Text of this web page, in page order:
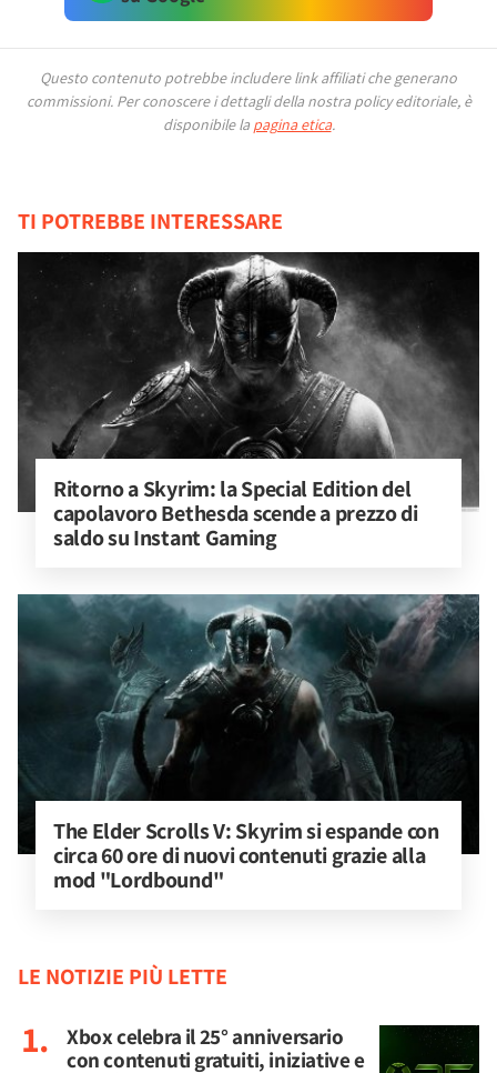
Questo contenuto potrebbe includere link affiliati che generano
commissioni. Per conoscere i dettagli della nostra policy editoriale, è
disponibile la pagina etica.
TI POTREBBE INTERESSARE
Ritorno a Skyrim: la Special Edition del
capolavoro Bethesda scende a prezzo di
saldo su Instant Gaming
The Elder Scrolls V: Skyrim si espande con
circa 60 ore di nuovi contenuti grazie alla
mod "Lordbound"
LE NOTIZIE PIÙ LETTE
Xbox celebra il 25° anniversario
con contenuti gratuiti, iniziative e